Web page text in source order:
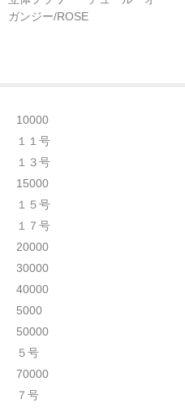
ガンジー/ROSE
10000
１１号
１３号
15000
１５号
１７号
20000
30000
40000
5000
50000
５号
70000
７号